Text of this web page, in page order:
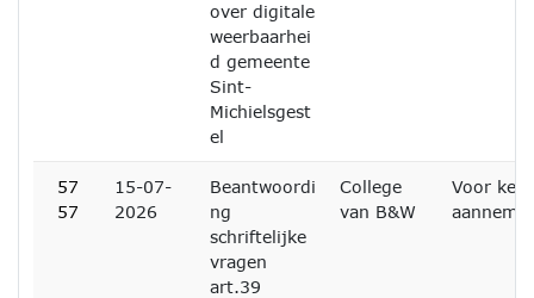
over digitale
weerbaarhei
d gemeente
Sint-
Michielsgest
el
57
57
15-07-
2026
Beantwoordi
ng
schriftelijke
vragen
art.39
College
van B&W
Voor